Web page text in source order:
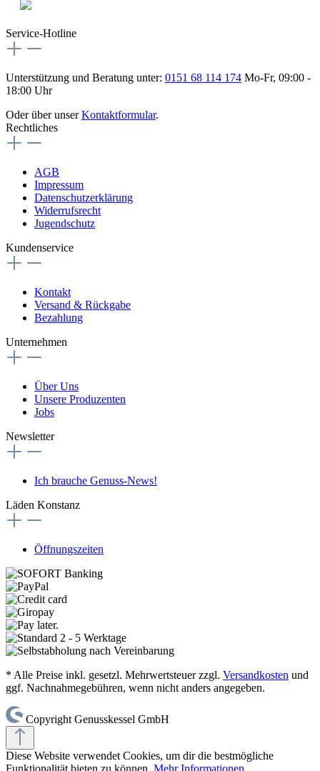
Service-Hotline
Unterstützung und Beratung unter: 0151 68 114 174 Mo-Fr, 09:00 -
18:00 Uhr
Oder über unserKontaktformular.
Rechtliches
AGB
Impressum
Datenschutzerklärung
Widerrufsrecht
Jugendschutz
Kundenservice
Kontakt
Versand & Rückgabe
Bezahlung
Unternehmen
Über Uns
Unsere Produzenten
Jobs
Newsletter
Ich brauche Genuss-News!
Läden Konstanz
Öffnungszeiten
* Alle Preise inkl. gesetzl. Mehrwertsteuer zzgl. Versandkosten und
ggf. Nachnahmegebühren, wenn nicht anders angegeben.
Copyright Genusskessel GmbH
Diese Website verwendet Cookies, um dir die bestmögliche